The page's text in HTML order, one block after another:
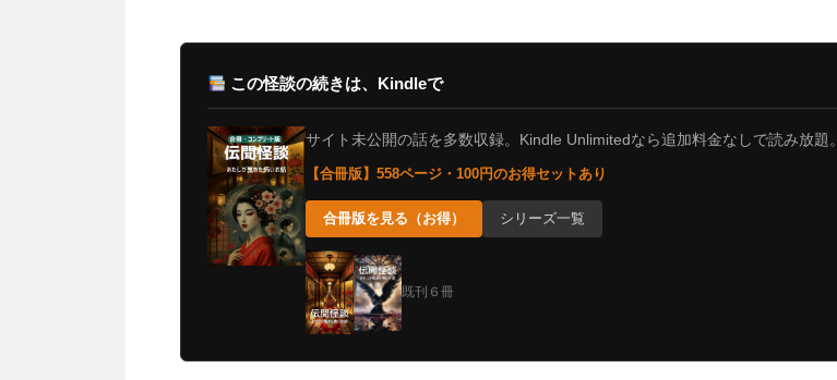
この怪談の続きは、Kindleで
サイト未公開の話を多数収録。Kindle Unlimitedなら追加料金なしで読み放題。
【合冊版】558ページ・100円のお得セットあり
合冊版を見る（お得） シリーズ一覧
既刊６冊